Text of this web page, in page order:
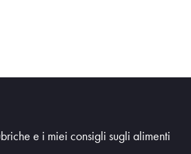
e i miei consigli sugli alimenti